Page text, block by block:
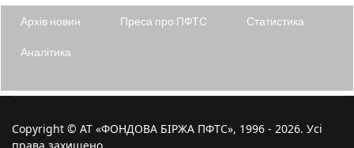
Архів новин Преса про ПФТС Статистика
Аналітика
Copyright © АТ «ФОНДОВА БІРЖА ПФТС», 1996 - 2026. Усі